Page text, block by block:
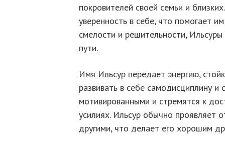
покровителей своей семьи и
уверенность в себе, что помогает
смелости и решительности,
пути.
Имя Ильсур передает энергию,
развивать в себе самодисциплину
мотивированными и стремятся к
усилиях. Ильсур обычно проявляет
другими, что делает его хорошим